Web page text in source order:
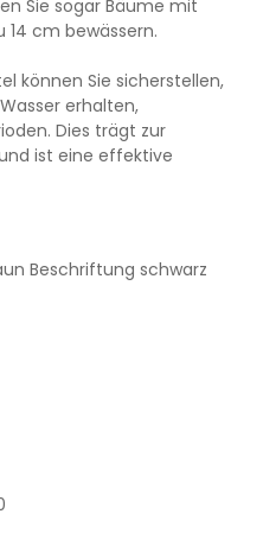
Sie sogar Bäume mit
14 cm bewässern.
können Sie sicherstellen,
erhalten,
Dies trägt zur
ist eine effektive
Beschriftung schwarz